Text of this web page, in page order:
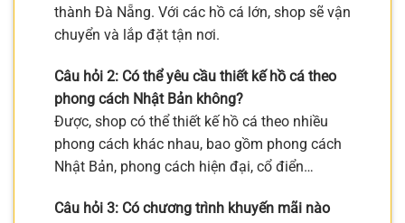
thành Đà Nẵng. Với các hồ cá lớn, shop sẽ vận
chuyển và lắp đặt tận nơi.
Câu hỏi 2: Có thể yêu cầu thiết kế hồ cá theo
phong cách Nhật Bản không?
Được, shop có thể thiết kế hồ cá theo nhiều
phong cách khác nhau, bao gồm phong cách
Nhật Bản, phong cách hiện đại, cổ điển…
Câu hỏi 3: Có chương trình khuyến mãi nào